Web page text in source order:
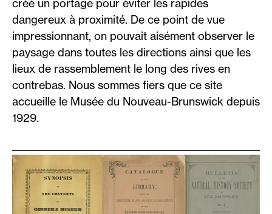
créé un portage pour éviter les rapides
dangereux à proximité. De ce point de vue
impressionnant, on pouvait aisément observer le
paysage dans toutes les directions ainsi que les
lieux de rassemblement le long des rives en
contrebas. Nous sommes fiers que ce site
accueille le Musée du Nouveau-Brunswick depuis
1929.